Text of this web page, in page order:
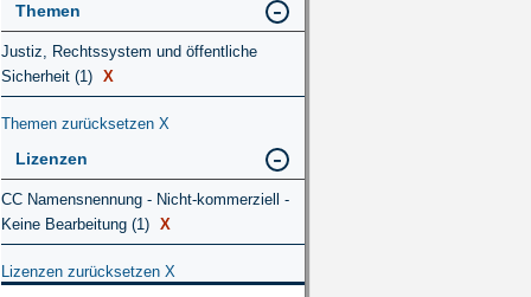
Themen
Justiz, Rechtssystem und öffentliche
Sicherheit (1) X
Themen zurücksetzen X
Lizenzen
CC Namensnennung - Nicht-kommerziell -
Keine Bearbeitung (1) X
Lizenzen zurücksetzen X